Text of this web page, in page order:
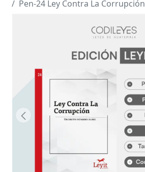
Pen-24 Ley Contra La Corrupción